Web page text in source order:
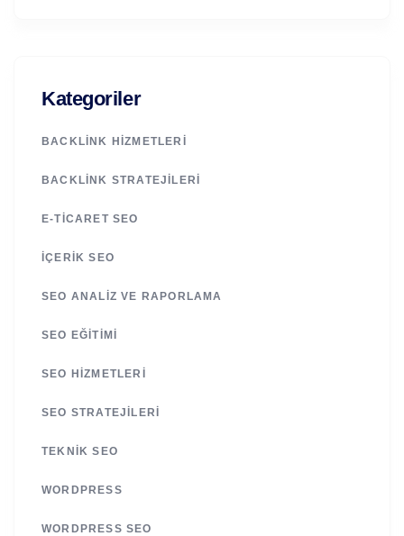
Kategoriler
BACKLINK HIZMETLERI
BACKLINK STRATEJILERI
E-TICARET SEO
İÇERIK SEO
SEO ANALIZ VE RAPORLAMA
SEO EĞITIMI
SEO HIZMETLERI
SEO STRATEJILERI
TEKNIK SEO
WORDPRESS
WORDPRESS SEO